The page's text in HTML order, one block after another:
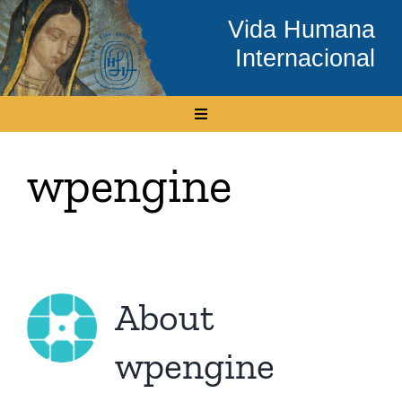
Skip
to
content
Vida Humana
Internacional
Toggle
Boletín Electrónico
wpengine
About
wpengine